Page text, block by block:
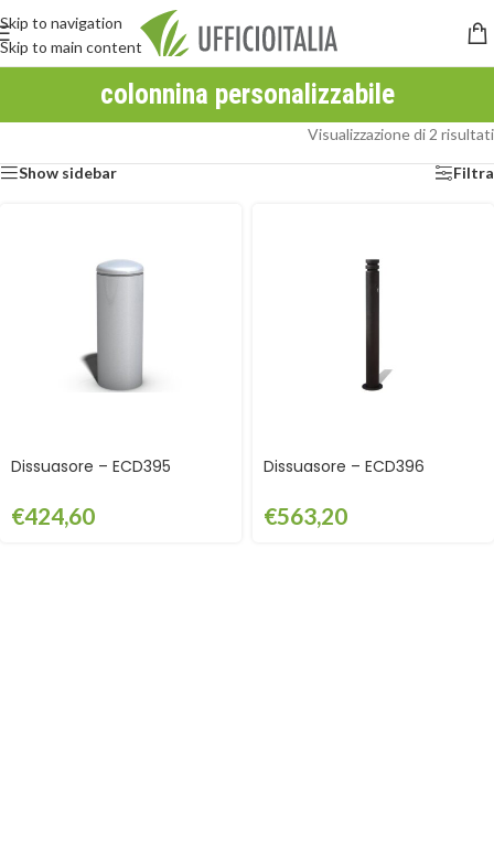
Skip to navigation
Skip to main content
colonnina personalizzabile
Visualizzazione di 2 risultati
Show sidebar Filtra
Dissuasore – ECD395
€424,60
Dissuasore – ECD396
€563,20